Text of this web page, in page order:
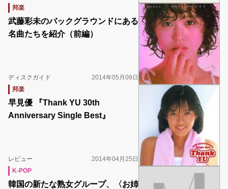
邦楽
武藤彩未のバックグラウンドにある
名曲たちを紹介（前編）
ディスクガイド
2014年05月09日
邦楽
早見優 『Thank YU 30th
Anniversary Single Best』
レビュー
2014年04月25日
K-POP
韓国の新たな熟女グループ、〈お姉